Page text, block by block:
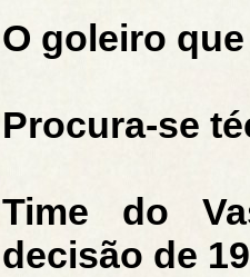
O goleiro
Procura-se
Time do
decisão de